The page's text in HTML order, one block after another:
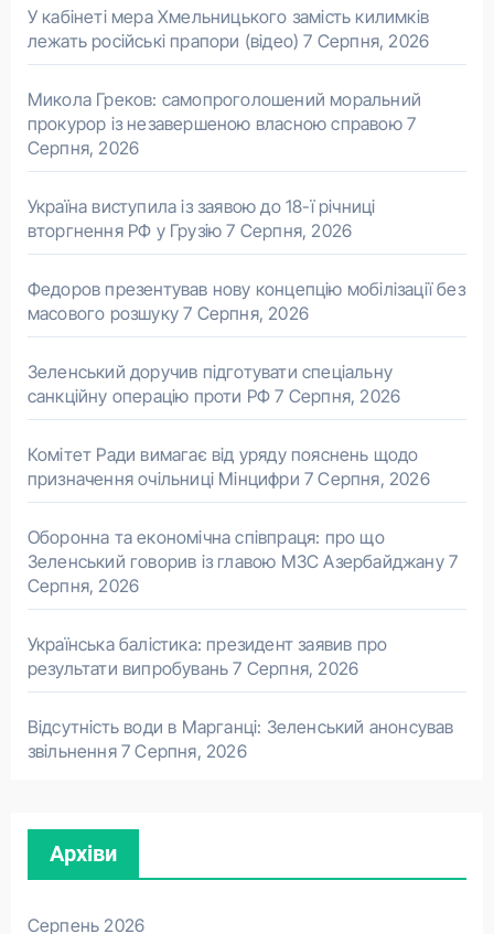
У кабінеті мера Хмельницького замість килимків
лежать російські прапори (відео) 7 Серпня, 2026
Микола Греков: самопроголошений моральний
прокурор із незавершеною власною справою 7
Серпня, 2026
Україна виступила із заявою до 18-ї річниці
вторгнення РФ у Грузію 7 Серпня, 2026
Федоров презентував нову концепцію мобілізації без
масового розшуку 7 Серпня, 2026
Зеленський доручив підготувати спеціальну
санкційну операцію проти РФ 7 Серпня, 2026
Комітет Ради вимагає від уряду пояснень щодо
призначення очільниці Мінцифри 7 Серпня, 2026
Оборонна та економічна співпраця: про що
Зеленський говорив із главою МЗС Азербайджану 7
Серпня, 2026
Українська балістика: президент заявив про
результати випробувань 7 Серпня, 2026
Відсутність води в Марганці: Зеленський анонсував
звільнення 7 Серпня, 2026
Архіви
Серпень 2026